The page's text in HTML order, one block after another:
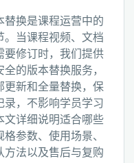
替换是课程运营中的
。当课程视频、文档
要修订时，我们提供
全的版本替换服务，
更新和全量替换，保
录，不影响学员学习
文详细说明适合哪些
格参数、使用场景、
方法以及售后与复购